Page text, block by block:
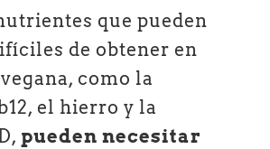
que pueden
de obtener en
como la
el hierro y la
pueden necesitar